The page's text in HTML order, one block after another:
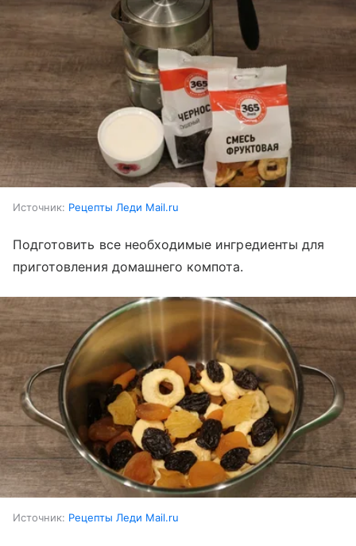
Источник: Рецепты Леди Mail.ru
Подготовить все необходимые ингредиенты для
приготовления домашнего компота.
Источник: Рецепты Леди Mail.ru